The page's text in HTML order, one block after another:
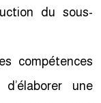
du sous-
compétences
une